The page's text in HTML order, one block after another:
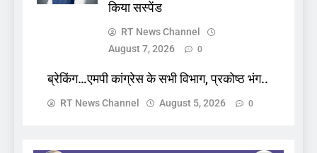
किया सस्पेंड
RT News Channel
August 7, 2026
0
ब्रेकिंग…एमपी कांग्रेस के सभी विभाग, प्रकोष्ठ भंग..
RT News Channel August 5, 2026 0